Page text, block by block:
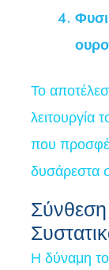
Το
λειτουργία
που
δυσάρεστα
Η δύναμη